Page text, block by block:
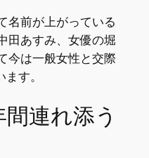
名前が上がっている
田あすみ、女優の堀
今は一般女性と交際
す。
連れ添う